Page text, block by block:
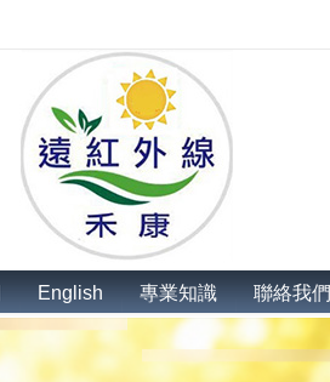
English 專業知識 聯絡我們